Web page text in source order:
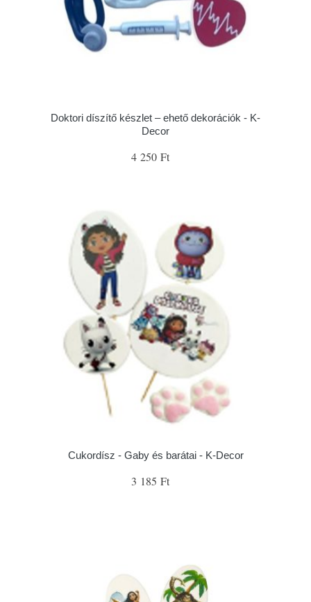
Doktori díszítő készlet – ehető dekorációk - K-
Decor
4 250 Ft
Cukordísz - Gaby és barátai - K-Decor
3 185 Ft